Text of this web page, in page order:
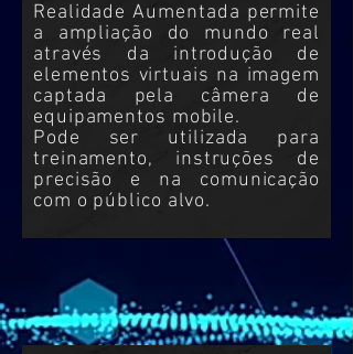
Realidade Aumentada permite
a ampliação do mundo real
através da introdução de
elementos virtuais na imagem
captada pela câmera de
equipamentos mobile.
Pode ser utilizada para
treinamento, instruções de
precisão e na comunicação
com o público alvo.